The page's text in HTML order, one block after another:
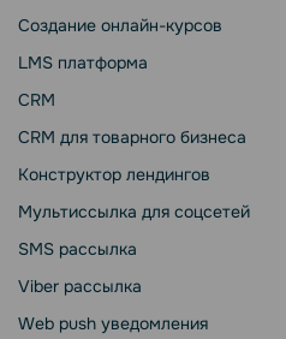
Создание онлайн-курсов
LMS платформа
CRM
CRM для товарного бизнеса
Конструктор лендингов
Мультиссылка для соцсетей
SMS рассылка
Viber рассылка
Web push уведомления